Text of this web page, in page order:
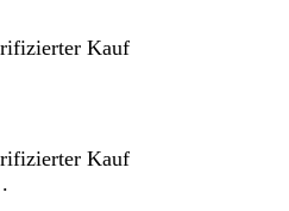
Kauf
Kauf